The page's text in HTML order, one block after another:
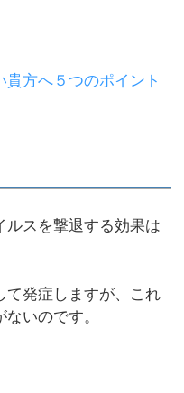
方へ５つのポイント
ルスを撃退する効果は
て発症しますが、これ
いのです。